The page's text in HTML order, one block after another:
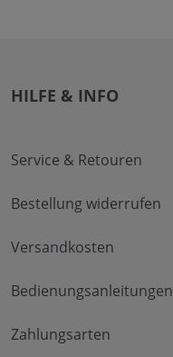
HILFE & INFO
Service & Retouren
Bestellung widerrufen
Versandkosten
Bedienungsanleitungen
Zahlungsarten